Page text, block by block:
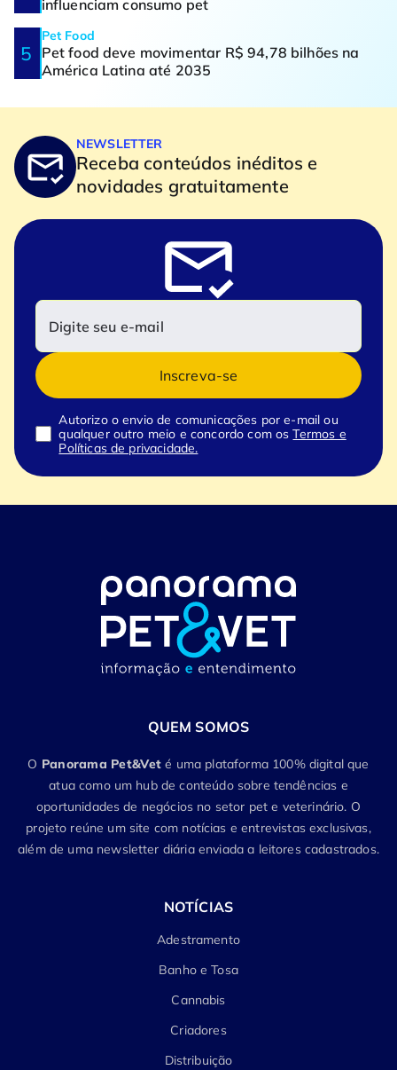
influenciam consumo pet
Pet Food
Pet food deve movimentar R$ 94,78 bilhões na
América Latina até 2035
NEWSLETTER
Receba conteúdos inéditos e
novidades gratuitamente
Inscreva-se
Autorizo o envio de comunicações por e-mail ou
qualquer outro meio e concordo com osTermos e
Políticas de privacidade.
QUEM SOMOS
O Panorama Pet&Vet é uma plataforma 100% digital que
atua como um hub de conteúdo sobre tendências e
oportunidades de negócios no setor pet e veterinário. O
projeto reúne um site com notícias e entrevistas exclusivas,
além de uma newsletter diária enviada a leitores cadastrados.
NOTÍCIAS
Adestramento
Banho e Tosa
Cannabis
Criadores
Distribuição